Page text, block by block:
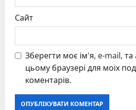
Сайт
Зберегти моє ім'я, e-mail, та
цьому браузері для моїх
коментарів.